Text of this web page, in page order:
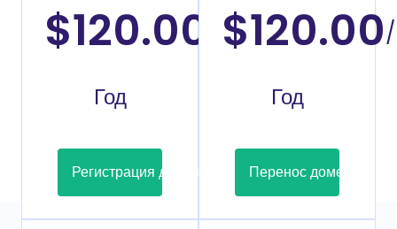
$120.00
Год
Регистрация домена
$120.00/
Год
Перенос домена